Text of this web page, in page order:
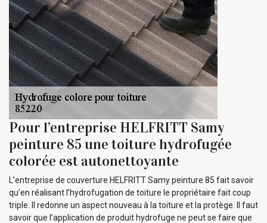
Pour l’entreprise HELFRITT Samy
peinture 85 une toiture hydrofugée
colorée est autonettoyante
L’entreprise de couverture HELFRITT Samy peinture 85 fait savoir
qu’en réalisant l’hydrofugation de toiture le propriétaire fait coup
triple. Il redonne un aspect nouveau à la toiture et la protège. Il faut
savoir que l’application de produit hydrofuge ne peut se faire que